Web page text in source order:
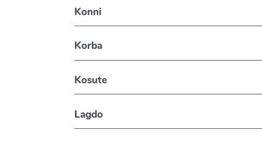
Konni
Korba
Kosute
Lagdo